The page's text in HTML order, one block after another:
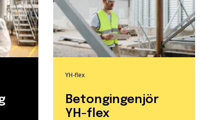
YH-flex
Betongingenjör
YH-flex